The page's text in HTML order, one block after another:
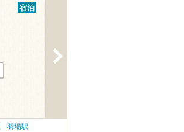
宿泊
羽場駅